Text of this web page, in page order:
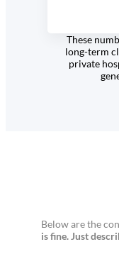
These
long-term
private
Below are the
is fine. Just